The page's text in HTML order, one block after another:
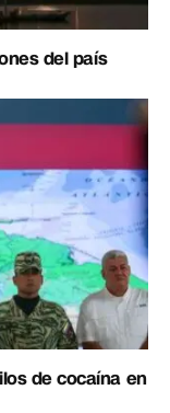
del país
de cocaína en